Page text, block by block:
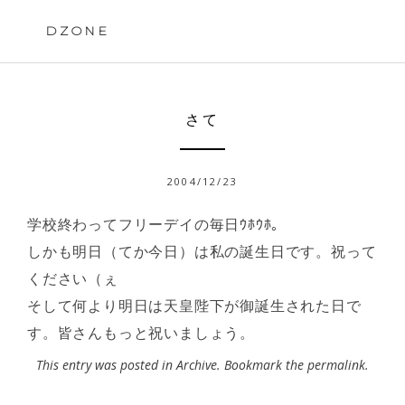
DZONE
さて
2004/12/23
学校終わってフリーデイの毎日ｳﾎｳﾎ。
しかも明日（てか今日）は私の誕生日です。祝って
ください（ぇ
そして何より明日は天皇陛下が御誕生された日で
す。皆さんもっと祝いましょう。
This entry was posted inArchive. Bookmark the permalink.